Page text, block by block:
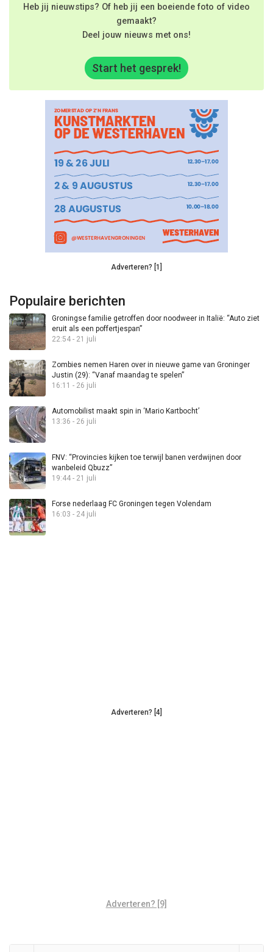
Heb jij nieuwstips? Of heb jij een boeiende foto of video
gemaakt?
Deel jouw nieuws met ons!
Start het gesprek!
Adverteren? [1]
Populaire berichten
Groningse familie getroffen door noodweer in Italië: “Auto ziet
eruit als een poffertjespan”
22:54 - 21 juli
Zombies nemen Haren over in nieuwe game van Groninger
Justin (29): “Vanaf maandag te spelen”
16:11 - 26 juli
Automobilist maakt spin in ‘Mario Kartbocht’
13:36 - 26 juli
FNV: “Provincies kijken toe terwijl banen verdwijnen door
wanbeleid Qbuzz”
19:44 - 21 juli
Forse nederlaag FC Groningen tegen Volendam
16:03 - 24 juli
Adverteren? [4]
Adverteren? [9]